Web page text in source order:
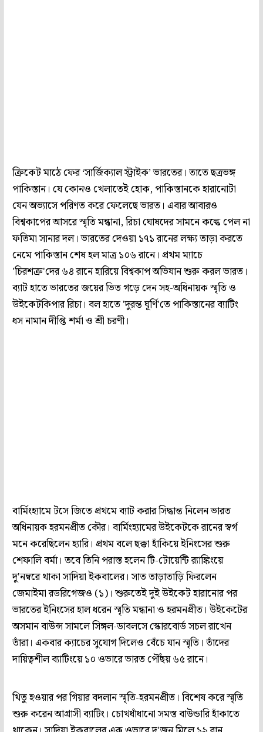
ক্রিকেট মাঠে ফের ‘সার্জিক্যাল স্ট্রাইক’ ভারতের। তাতে ছত্রভঙ্গ
পাকিস্তান। যে কোনও খেলাতেই হোক, পাকিস্তানকে হারানোটা
যেন অভ্যাসে পরিণত করে ফেলেছে ভারত। এবার আবারও
বিশ্বকাপের আসরে স্মৃতি মন্ধানা, রিচা ঘোষদের সামনে কল্কে পেল না
ফতিমা সানার দল। ভারতের দেওয়া ১৭১ রানের লক্ষ্য তাড়া করতে
নেমে পাকিস্তান শেষ হল মাত্র ১০৬ রানে। প্রথম ম্যাচে
'চিরশত্রু'দের ৬৪ রানে হারিয়ে বিশ্বকাপ অভিযান শুরু করল ভারত।
ব্যাট হাতে ভারতের জয়ের ভিত গড়ে দেন সহ-অধিনায়ক স্মৃতি ও
উইকেটকিপার রিচা। বল হাতে 'দুরন্ত ঘূর্ণি'তে পাকিস্তানের ব্যাটিং
ধস নামান দীপ্তি শর্মা ও শ্রী চরণী।
বার্মিংহ্যামে টসে জিতে প্রথমে ব্যাট করার সিদ্ধান্ত নিলেন ভারত
অধিনায়ক হরমনপ্রীত কৌর। বার্মিংহ্যামের উইকেটকে রানের স্বর্গ
মনে করেছিলেন হ্যারি। প্রথম বলে ছক্কা হাঁকিয়ে ইনিংসের শুরু
শেফালি বর্মা। তবে তিনি পরাস্ত হলেন টি-টোয়েন্টি র‍্যাঙ্কিংয়ে
দু'নম্বরে থাকা সাদিয়া ইকবালের। সাত তাড়াতাড়ি ফিরলেন
জেমাইমা রডরিগেজও (১)। শুরুতেই দুই উইকেট হারানোর পর
ভারতের ইনিংসের হাল ধরেন স্মৃতি মন্ধানা ও হরমনপ্রীত। উইকেটের
অসমান বাউন্স সামলে সিঙ্গল-ডাবলসে স্কোরবোর্ড সচল রাখেন
তাঁরা। একবার ক্যাচের সুযোগ দিলেও বেঁচে যান স্মৃতি। তাঁদের
দায়িত্বশীল ব্যাটিংয়ে ১০ ওভারে ভারত পৌঁছয় ৬৫ রানে।
থিতু হওয়ার পর গিয়ার বদলান স্মৃতি-হরমনপ্রীত। বিশেষ করে স্মৃতি
শুরু করেন আগ্রাসী ব্যাটিং। চোখধাঁধানো সমস্ত বাউন্ডারি হাঁকাতে